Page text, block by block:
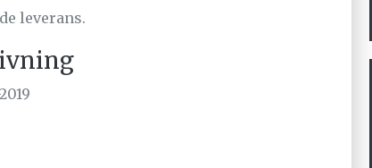
leverans.